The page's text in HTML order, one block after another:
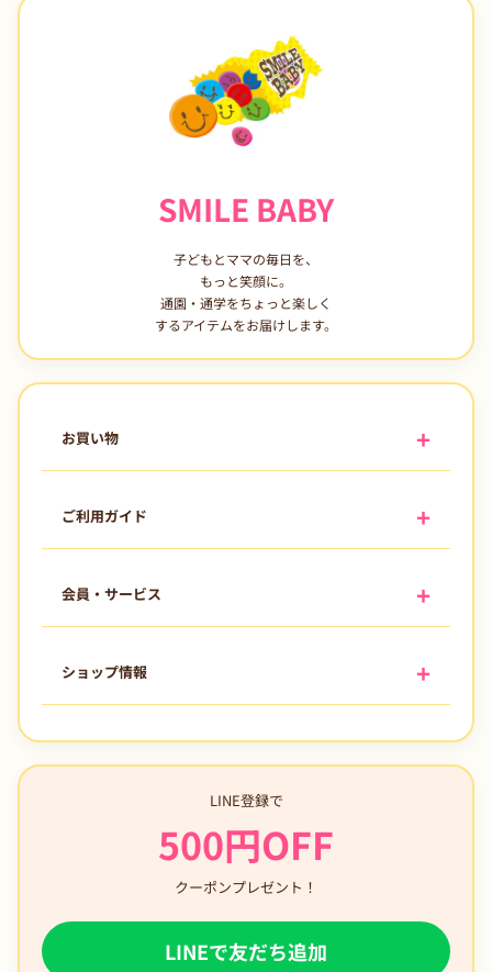
SMILE BABY
子どもとママの毎日を、
もっと笑顔に。
通園・通学をちょっと楽しく
するアイテムをお届けします。
お買い物
ご利用ガイド
会員・サービス
ショップ情報
LINE登録で
500円OFF
クーポンプレゼント！
LINEで友だち追加